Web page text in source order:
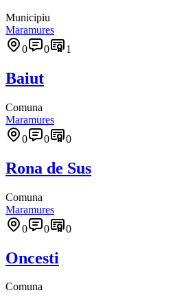
Municipiu
Maramures
0
0 1
Baiut
Comuna
Maramures
0
0 0
Rona de Sus
Comuna
Maramures
0
0 0
Oncesti
Comuna